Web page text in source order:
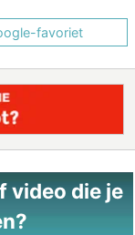
favoriet
video die je